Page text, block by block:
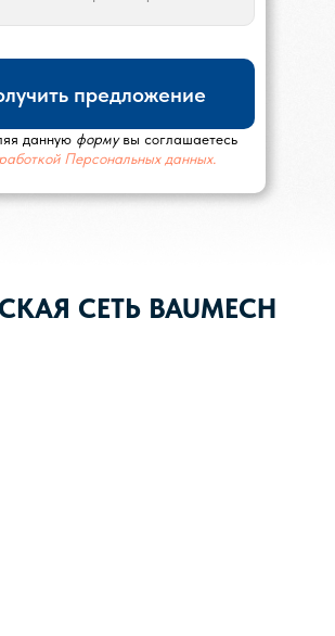
предложение
данную формувы соглашаетесь
Персональных данных.
СЕТЬ BAUMECH